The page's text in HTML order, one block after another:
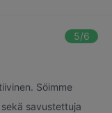
5/6
Söimme
savustettuja